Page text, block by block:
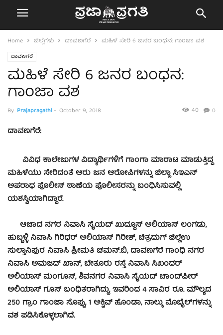
Home ಜಿಲ್ಲೆಗಳು ದಾವಣಗೆರೆ ಮಹಿಳೆ ಸೇರಿ 6 ಜನರ ಬಂಧನ: ಗಾಂಜಾ ವಶ
ದಾವಣಗೆರೆ
ಮಹಿಳೆ ಸೇರಿ 6 ಜನರ ಬಂಧನ:
ಗಾಂಜಾ ವಶ
By Prajapragathi- October 9, 2018 0
40
ದಾವಣಗೆರೆ:
ವಿವಿಧ ಕಾಲೇಜುಗಳ ವಿದ್ಯಾರ್ಥಿಗಳಿಗೆ ಗಾಂಗಾ ಮಾರಾಟ ಮಾಡುತ್ತಿದ್ದ
ಮಹಿಳೆಯು ಸೇರಿದಂತೆ ಆರು ಜನ ಆರೋಪಿಗಳನ್ನು ಜಿಲ್ಲಾ ಸಿಇಎನ್
ಅಪರಾಧ ಪೊಲೀಸ್ ಠಾಣೆಯ ಪೊಲೀಸರನ್ನು ಬಂಧಿಸಿಸುವಲ್ಲಿ
ಯಶಸ್ವಿಯಾಗಿದ್ದಾರೆ.
ಆಜಾದ ನಗರ ನಿವಾಸಿ ಸೈಯದ್ ಖುದ್ದೂಸ್ ಅಲಿಯಾಸ್ ಲಂಗಡು,
ಹುಬ್ಬಳ್ಳಿ ನಿವಾಸಿ ಗಿರಿಧರ್ ಅಲಿಯಾಸ್ ಗಿರೀಶ್, ಚಿತ್ರದುಗ್ ಜಿಲ್ಲೆಉ
ಸುಲ್ತಾನಿಪುರ ನಿವಾಸಿ ಶ್ರೀಮತಿ ಚಮನ್.ಬಿ, ದಾವಣಗೆರೆ ಗಾಂಧಿ ನಗರ
ನಿವಾಸಿ ಅಮಜದ್ ಖಾನ್, ಬೇತೂರು ರಸ್ತೆ ನಿವಾಸಿ ಸಿಖಂದರ್
ಅಲಿಯಾಸ್ ಮಂಗೂಸ್, ಶಿವನಗರ ನಿವಾಸಿ ಸೈಯದ್ ಚಾಂದ್‍ಪೀರ್
ಅಲಿಯಾಸ್ ಗೂಸ್ ಬಂಧಿತರಾಗಿದ್ದು, ಇವರಿಂದ 4 ಸಾವಿರ ರೂ. ಮೌಲ್ಯದ
250 ಗ್ರಾಂ ಗಾಂಜಾ ಸೊಪ್ಪು, 1 ಆಕ್ಟಿವ್ ಹೊಂಡಾ, ನಾಲ್ಕು ಮೊಬೈಲ್‍ಗಳನ್ನು
ವಶ ಪಡಿಸಿಕೊಳ್ಳಲಾಗಿದೆ.